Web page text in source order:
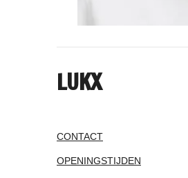
LUKX
CONTACT
OPENINGSTIJDEN